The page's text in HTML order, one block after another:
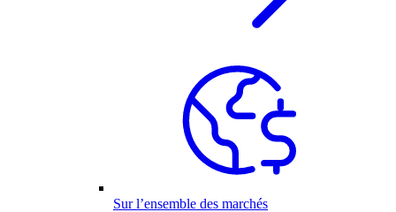
Sur l’ensemble des marchés